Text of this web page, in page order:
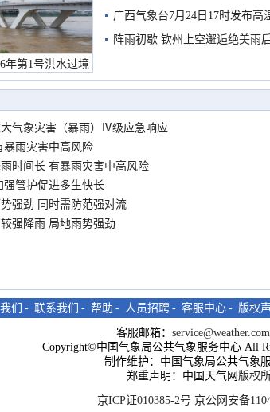
年第1号洪水过境
证汛况
预警
广西气象台7月24日17时发布高
阵雨初歇 钦州上空邂逅绝美雨
气象灾害（暴雨）Ⅳ级应急响应
暴雨灾害中高风险
时间长 有暴雨灾害中高风险
管护促进多生快长
强劲 同时需防范强对流
强降雨 局地雨势强劲
们 - 联系我们 - 帮助 - 人员招聘 - 客服中心 - 版权
客服邮箱：
Copyright©中国气象局公共气象服务中心 All
制作维护：中国气象局公共气象
郑重声明：中国天气网 版权
京ICP证010385-2号 京公网安备